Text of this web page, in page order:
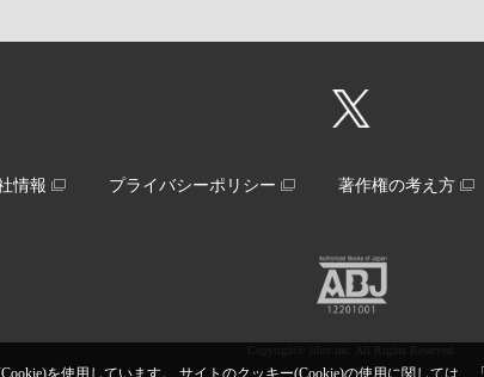
を使用しています。 サイトのクッキー(Cookie)の使用に関しては、「
情報 プライバシーポリシー 著作権の考え方